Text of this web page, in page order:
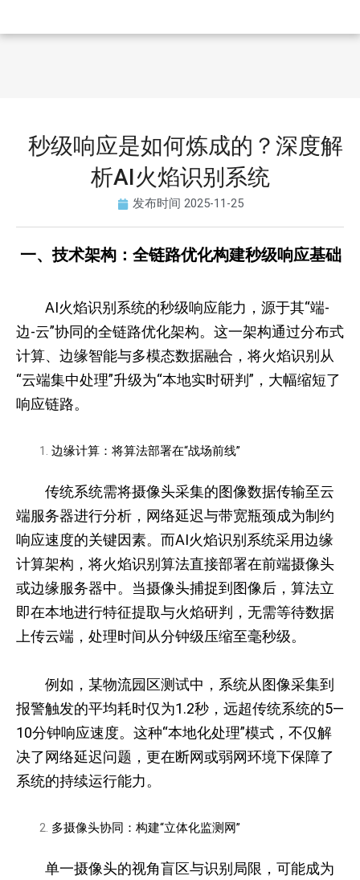
秒级响应是如何炼成的？深度解
析AI火焰识别系统
发布时间 2025-11-25
一、技术架构：全链路优化构建秒级响应基础
AI火焰识别系统的秒级响应能力，源于其“端-
边-云”协同的全链路优化架构。这一架构通过分布式
计算、边缘智能与多模态数据融合，将火焰识别从
“云端集中处理”升级为“本地实时研判”，大幅缩短了
响应链路。
边缘计算：将算法部署在“战场前线”
传统系统需将摄像头采集的图像数据传输至云
端服务器进行分析，网络延迟与带宽瓶颈成为制约
响应速度的关键因素。而AI火焰识别系统采用边缘
计算架构，将火焰识别算法直接部署在前端摄像头
或边缘服务器中。当摄像头捕捉到图像后，算法立
即在本地进行特征提取与火焰研判，无需等待数据
上传云端，处理时间从分钟级压缩至毫秒级。
例如，某物流园区测试中，系统从图像采集到
报警触发的平均耗时仅为1.2秒，远超传统系统的5—
10分钟响应速度。这种“本地化处理”模式，不仅解
决了网络延迟问题，更在断网或弱网环境下保障了
系统的持续运行能力。
多摄像头协同：构建“立体化监测网”
单一摄像头的视角盲区与识别局限，可能成为